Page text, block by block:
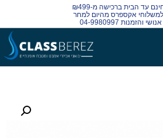
עד הבית ברכישה מ-₪499
אקספרס מהיום למחר
והזמנות 04-9980997